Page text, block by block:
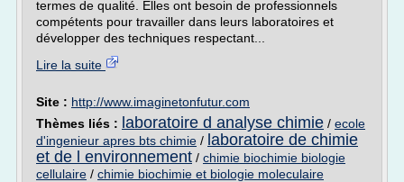
termes de qualité. Elles ont besoin de professionnels
compétents pour travailler dans leurs laboratoires et
développer des techniques respectant...
Lire la suite
Site : http://www.imaginetonfutur.com
Thèmes liés : laboratoire d analyse chimie / ecole
d'ingenieur apres bts chimie / laboratoire de chimie
et de l environnement / chimie biochimie biologie
cellulaire / chimie biochimie et biologie moleculaire